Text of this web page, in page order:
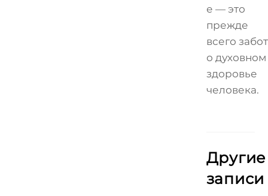
е — это
прежде
всего
о духовном
здоровье
человека.
Другие
записи